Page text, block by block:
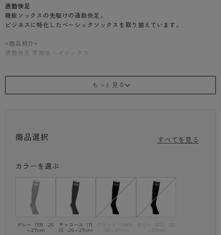
通勤快足
機能ソックスの先駆けの通勤快足。
ビジネスに特化したベーシックソックスを取り揃えています。
<商品紹介>
通勤快足 平無地ハイソックス
ふくらはぎまでカバーするので、安心です。
商品選択 すべてを見る
カラーを選ぶ
グレー（19）-25
～27cm
チャコール（11
0）-25～27cm
ブラック（480）
-25～27cm
ネビー（511）-25
～27cm